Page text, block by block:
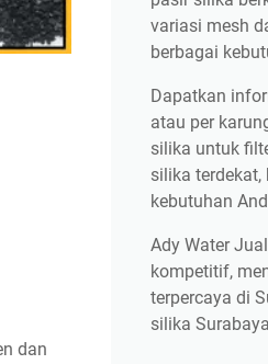
dan
variasi mesh
berbagai
Dapatkan
atau per
silika untuk
silika
kebutuhan
Ady Water
kompetitif,
terpercaya di
silika